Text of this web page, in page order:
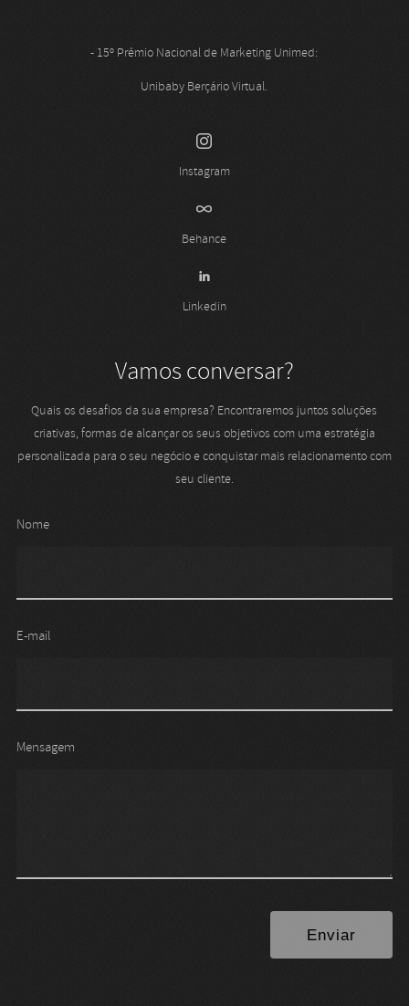
- 15º Prêmio Nacional de Marketing Unimed:
Unibaby Berçário Virtual.
Instagram
Behance
Linkedin
Vamos conversar?
Quais os desafios da sua empresa? Encontraremos juntos soluções
criativas, formas de alcançar os seus objetivos com uma estratégia
personalizada para o seu negócio e conquistar mais relacionamento com
seu cliente.
Nome
E-mail
Mensagem
Enviar